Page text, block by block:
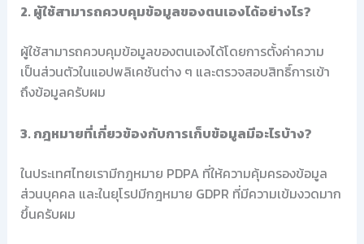
2. ผู้ใช้สามารถควบคุมข้อมูลของตนเองได้อย่างไร?
ผู้ใช้สามารถควบคุมข้อมูลของตนเองได้โดยการตั้งค่าความ
เป็นส่วนตัวในแอปพลิเคชันต่าง ๆ และตรวจสอบสิทธิ์การเข้า
ถึงข้อมูลครับผม
3. กฎหมายที่เกี่ยวข้องกับการเก็บข้อมูลมีอะไรบ้าง?
ในประเทศไทยเรามีกฎหมาย PDPA ที่ให้ความคุ้มครองข้อมูล
ส่วนบุคคล และในยุโรปมีกฎหมาย GDPR ที่มีความเข้มงวดมาก
ขึ้นครับผม